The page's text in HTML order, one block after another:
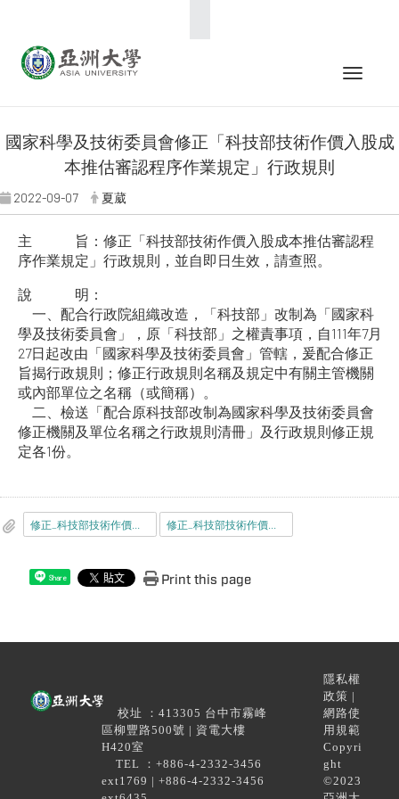
Toggle
國家科學及技術委員會修正「科技部技術作價入股成
本推估審認程序作業規定」行政規則
2022-09-07 夏葳
主 旨：修正「科技部技術作價入股成本推估審認程
序作業規定」行政規則，並自即日生效，請查照。
說 明：
一、配合行政院組織改造，「科技部」改制為「國家科
學及技術委員會」，原「科技部」之權責事項，自111年7月
27日起改由「國家科學及技術委員會」管轄，爰配合修正
旨揭行政規則；修正行政規則名稱及規定中有關主管機關
或內部單位之名稱（或簡稱）。
二、檢送「配合原科技部改制為國家科學及技術委員會
修正機關及單位名稱之行政規則清冊」及行政規則修正規
定各1份。
Share Print this page
校址 ：413305 台中市霧峰
區柳豐路500號 | 資電大樓
H420室
TEL ：+886-4-2332-3456
ext1769 | +886-4-2332-3456
隱私權
政策 |
網路使
用規範
Copyri
ght
©2023